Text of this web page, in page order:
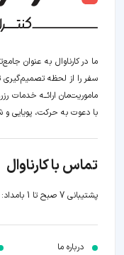
ما در کارناوال به عنوان
سفر را از لحظه‌ تصمیم‌گیری
ماموریت‌مان اراﺋــﻪ خدمات
با دعوت به حرکت، پویایی
تماس با کارناوال
پشتیبانی 7 صبح تا 1 بامداد:
درباره ما